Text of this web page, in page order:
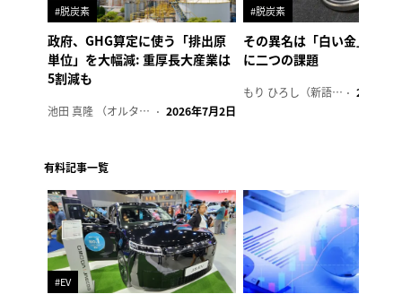
#脱炭素
政府、GHG算定に使う「排出原
単位」を大幅減: 重厚長大産業は
5割減も
池田 真隆 （オルタナ輪番編集長） 2026年7月2日
#脱炭素
その異名は「白い金」、リ
に二つの課題
もり ひろし（新語ウォッチャー） 2023年7
有料記事一覧
#EV